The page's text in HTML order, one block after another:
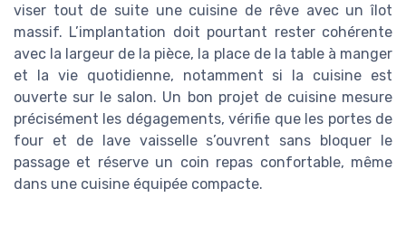
viser tout de suite une cuisine de rêve avec un îlot
massif. L’implantation doit pourtant rester cohérente
avec la largeur de la pièce, la place de la table à manger
et la vie quotidienne, notamment si la cuisine est
ouverte sur le salon. Un bon projet de cuisine mesure
précisément les dégagements, vérifie que les portes de
four et de lave vaisselle s’ouvrent sans bloquer le
passage et réserve un coin repas confortable, même
dans une cuisine équipée compacte.